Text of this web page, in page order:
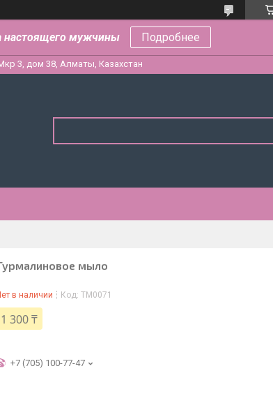
настоящего мужчины Подробнее
3, дом 38, Алматы, Казахстан
мыло
в наличии Код: ТМ0071
1 300 ₸
+7 (705) 100-77-47